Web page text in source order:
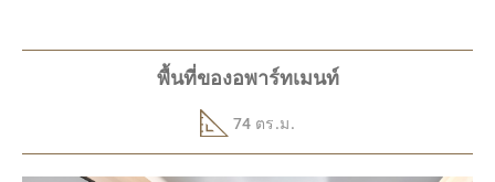
พื้นที่ของอพาร์ทเมนท์
74 ตร.ม.